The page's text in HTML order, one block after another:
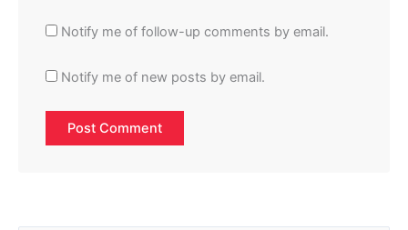
Notify me of follow-up comments by email.
Notify me of new posts by email.